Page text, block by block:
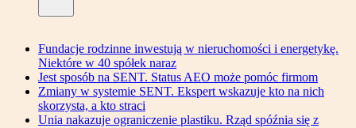
Fundacje rodzinne inwestują w nieruchomości i energetykę.
Niektóre w 40 spółek naraz
Jest sposób na SENT. Status AEO może pomóc firmom
Zmiany w systemie SENT. Ekspert wskazuje kto na nich
skorzysta, a kto straci
Unia nakazuje ograniczenie plastiku. Rząd spóźnia się z